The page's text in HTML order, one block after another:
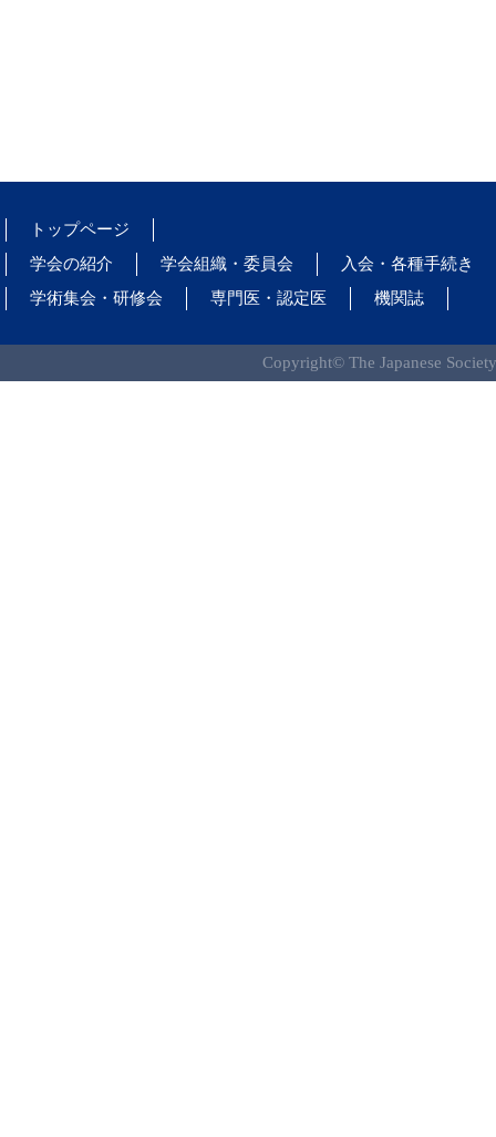
トップページ
学会の紹介
学会組織・委員会
入会・各種手続き
学術集会・研修会
専門医・認定医 機関誌
Copyright© The Japanese